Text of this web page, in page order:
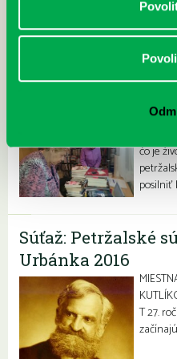
Vieme, čo je život,
čo je
posilniť
Súťaž: Petržalské
Urbánka 2016
T 27.